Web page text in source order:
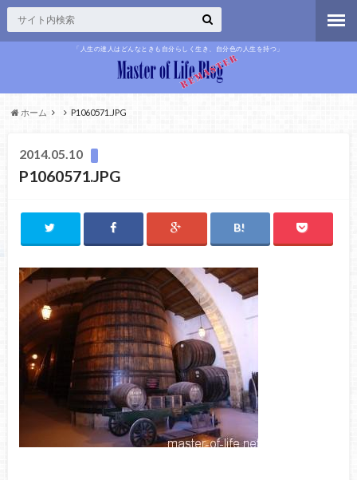
「人生の達人はどんなときも自分らしく生き、自分色の人生を持つ」
ホーム P1060571.JPG
2014.05.10
P1060571.JPG